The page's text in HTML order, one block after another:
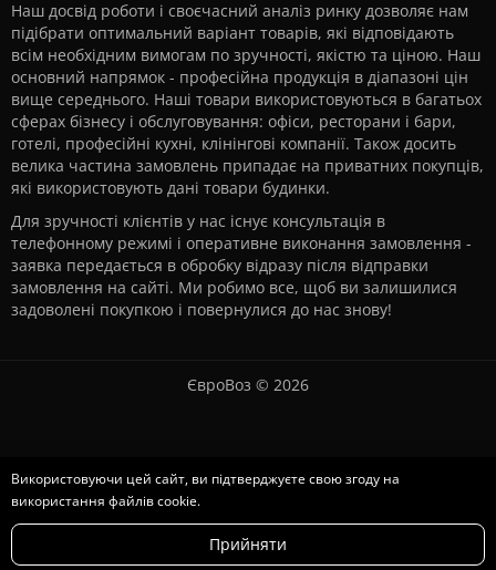
Наш досвід роботи і своєчасний аналіз ринку дозволяє нам
підібрати оптимальний варіант товарів, які відповідають
всім необхідним вимогам по зручності, якістю та ціною. Наш
основний напрямок - професійна продукція в діапазоні цін
вище середнього. Наші товари використовуються в багатьох
сферах бізнесу і обслуговування: офіси, ресторани і бари,
готелі, професійні кухні, клінінгові компанії. Також досить
велика частина замовлень припадає на приватних покупців,
які використовують дані товари будинки.
Для зручності клієнтів у нас існує консультація в
телефонному режимі і оперативне виконання замовлення -
заявка передається в обробку відразу після відправки
замовлення на сайті. Ми робимо все, щоб ви залишилися
задоволені покупкою і повернулися до нас знову!
ЄвроВоз © 2026
Використовуючи цей сайт, ви підтверджуєте свою згоду на
використання файлів cookie.
Прийняти